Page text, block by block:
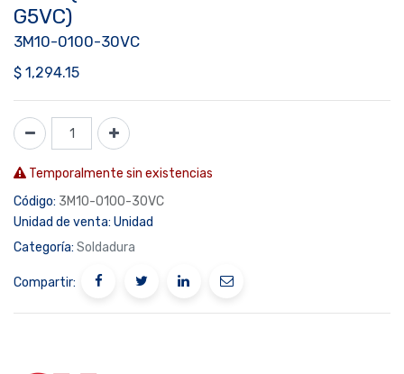
G5VC)
3M10-0100-30VC
$ 1,294.15
Temporalmente sin existencias
Código: 3M10-0100-30VC
Unidad de venta: Unidad
Categoría: Soldadura
Compartir: